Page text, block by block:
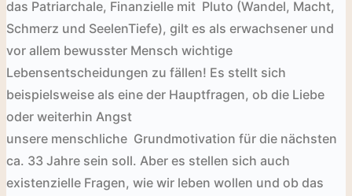
das Patriarchale, Finanzielle mit Pluto (Wandel, Macht,
Schmerz und SeelenTiefe), gilt es als erwachsener und
vor allem bewusster Mensch wichtige
Lebensentscheidungen zu fällen! Es stellt sich
beispielsweise als eine der Hauptfragen, ob die Liebe
oder weiterhin Angst
unsere menschliche Grundmotivation für die nächsten
ca. 33 Jahre sein soll. Aber es stellen sich auch
existenzielle Fragen, wie wir leben wollen und ob das